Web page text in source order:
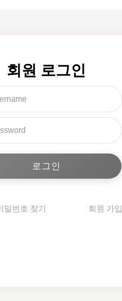
회원 로그인
밀번호 찾기 회원 가입